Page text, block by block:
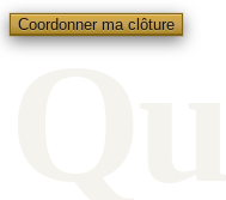
Coordonner ma clôture